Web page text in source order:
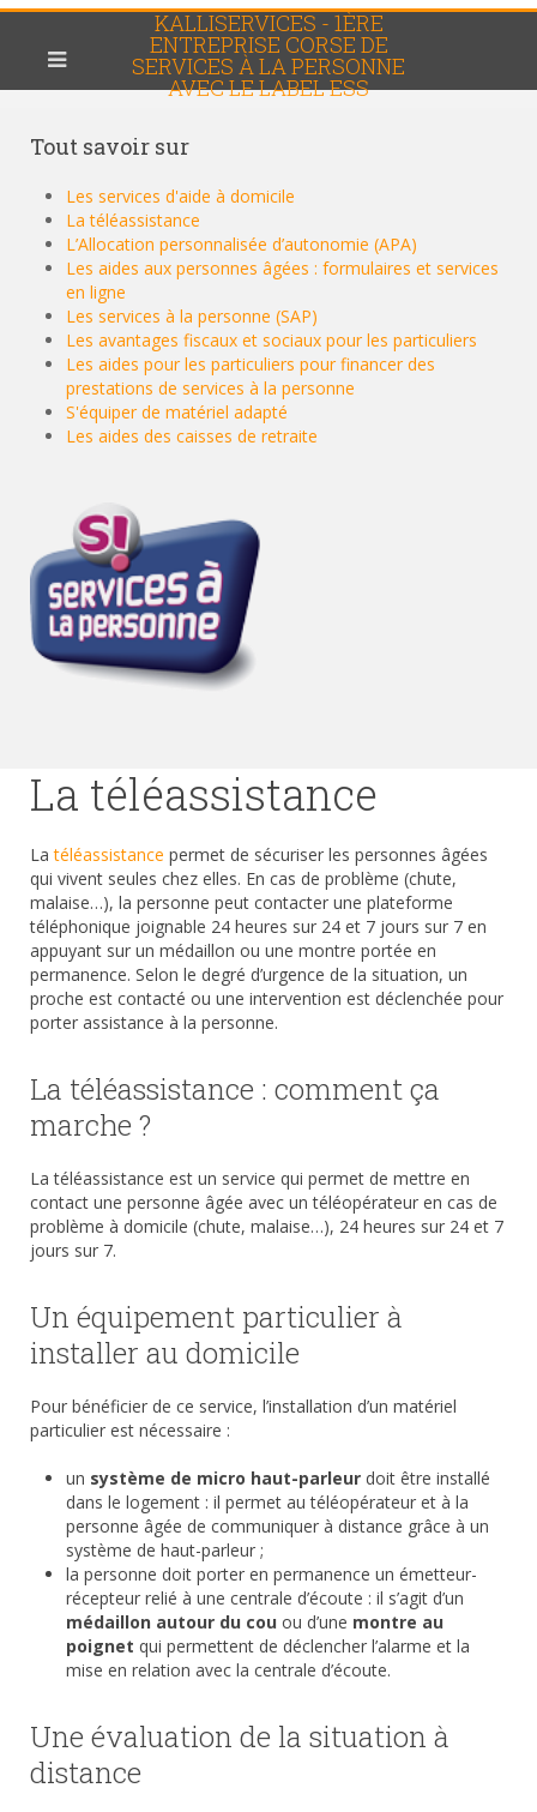
KALLISERVICES - 1ÈRE
ENTREPRISE CORSE DE
SERVICES À LA PERSONNE
AVEC LE LABEL ESS
Tout savoir sur
Les services d'aide à domicile
La téléassistance
L’Allocation personnalisée d’autonomie (APA)
Les aides aux personnes âgées : formulaires et services
en ligne
Les services à la personne (SAP)
Les avantages fiscaux et sociaux pour les particuliers
Les aides pour les particuliers pour financer des
prestations de services à la personne
S'équiper de matériel adapté
Les aides des caisses de retraite
La téléassistance
Latéléassistance permet de sécuriser les personnes âgées
qui vivent seules chez elles. En cas de problème (chute,
malaise…), la personne peut contacter une plateforme
téléphonique joignable 24 heures sur 24 et 7 jours sur 7 en
appuyant sur un médaillon ou une montre portée en
permanence. Selon le degré d’urgence de la situation, un
proche est contacté ou une intervention est déclenchée pour
porter assistance à la personne.
La téléassistance : comment ça
marche ?
La téléassistance est un service qui permet de mettre en
contact une personne âgée avec un téléopérateur en cas de
problème à domicile (chute, malaise…), 24 heures sur 24 et 7
jours sur 7.
Un équipement particulier à
installer au domicile
Pour bénéficier de ce service, l’installation d’un matériel
particulier est nécessaire :
un système de micro haut-parleur doit être installé
dans le logement : il permet au téléopérateur et à la
personne âgée de communiquer à distance grâce à un
système de haut-parleur ;
la personne doit porter en permanence un émetteur-
récepteur relié à une centrale d’écoute : il s’agit d’un
médaillon autour du cou ou d’une montre au
poignet qui permettent de déclencher l’alarme et la
mise en relation avec la centrale d’écoute.
Une évaluation de la situation à
distance